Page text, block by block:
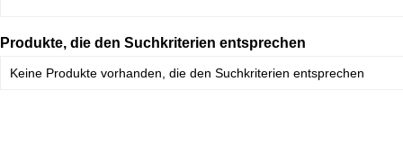
Produkte, die den Suchkriterien entsprechen
Keine Produkte vorhanden, die den Suchkriterien entsprechen